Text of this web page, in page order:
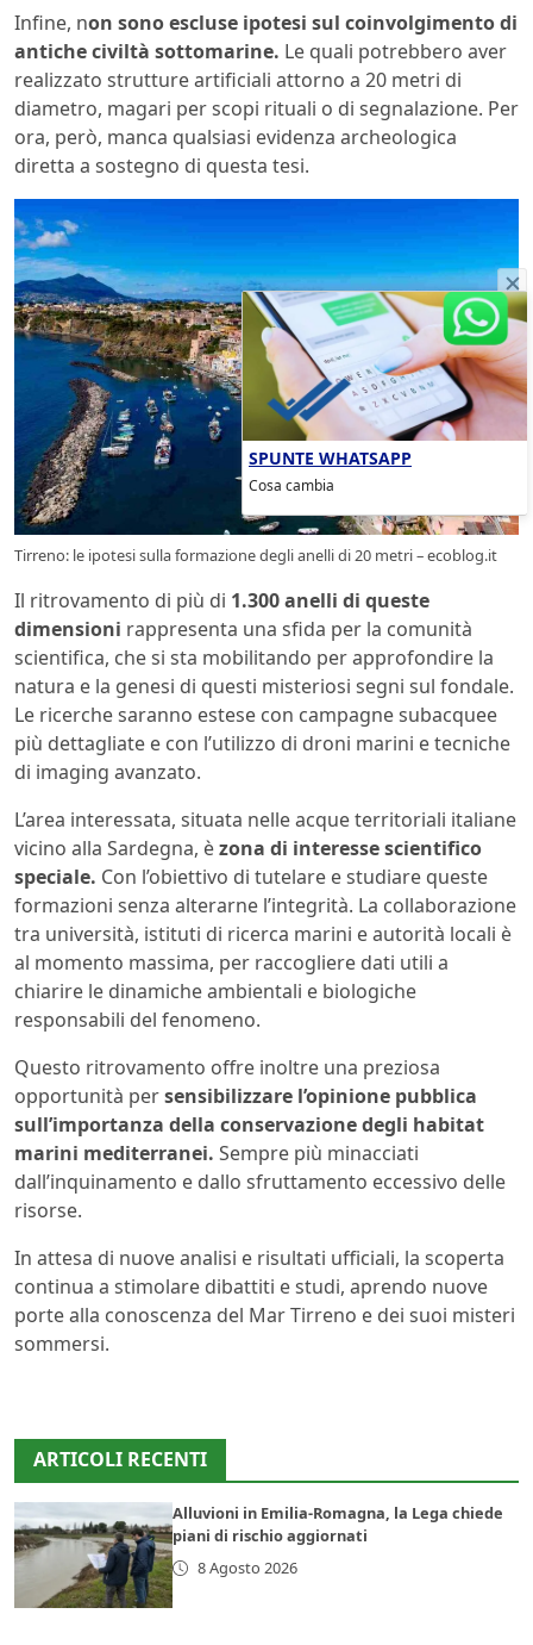
Infine, non sono escluse ipotesi sul coinvolgimento di
antiche civiltà sottomarine. Le quali potrebbero aver
realizzato strutture artificiali attorno a 20 metri di
diametro, magari per scopi rituali o di segnalazione. Per
ora, però, manca qualsiasi evidenza archeologica
diretta a sostegno di questa tesi.
Tirreno: le ipotesi sulla formazione degli anelli di 20 metri – ecoblog.it
Il ritrovamento di più di 1.300 anelli di queste
dimensioni rappresenta una sfida per la comunità
scientifica, che si sta mobilitando per approfondire la
natura e la genesi di questi misteriosi segni sul fondale.
Le ricerche saranno estese con campagne subacquee
più dettagliate e con l’utilizzo di droni marini e tecniche
di imaging avanzato.
L’area interessata, situata nelle acque territoriali italiane
vicino alla Sardegna, èzona di interesse scientifico
speciale. Con l’obiettivo di tutelare e studiare queste
formazioni senza alterarne l’integrità. La collaborazione
tra università, istituti di ricerca marini e autorità locali è
al momento massima, per raccogliere dati utili a
chiarire le dinamiche ambientali e biologiche
responsabili del fenomeno.
Questo ritrovamento offre inoltre una preziosa
opportunità persensibilizzare l’opinione pubblica
sull’importanza della conservazione degli habitat
marini mediterranei. Sempre più minacciati
dall’inquinamento e dallo sfruttamento eccessivo delle
risorse.
In attesa di nuove analisi e risultati ufficiali, la scoperta
continua a stimolare dibattiti e studi, aprendo nuove
porte alla conoscenza del Mar Tirreno e dei suoi misteri
sommersi.
ARTICOLI RECENTI
Alluvioni in Emilia-Romagna, la Lega chiede
piani di rischio aggiornati
8 Agosto 2026
SPUNTE WHATSAPP
Cosa cambia